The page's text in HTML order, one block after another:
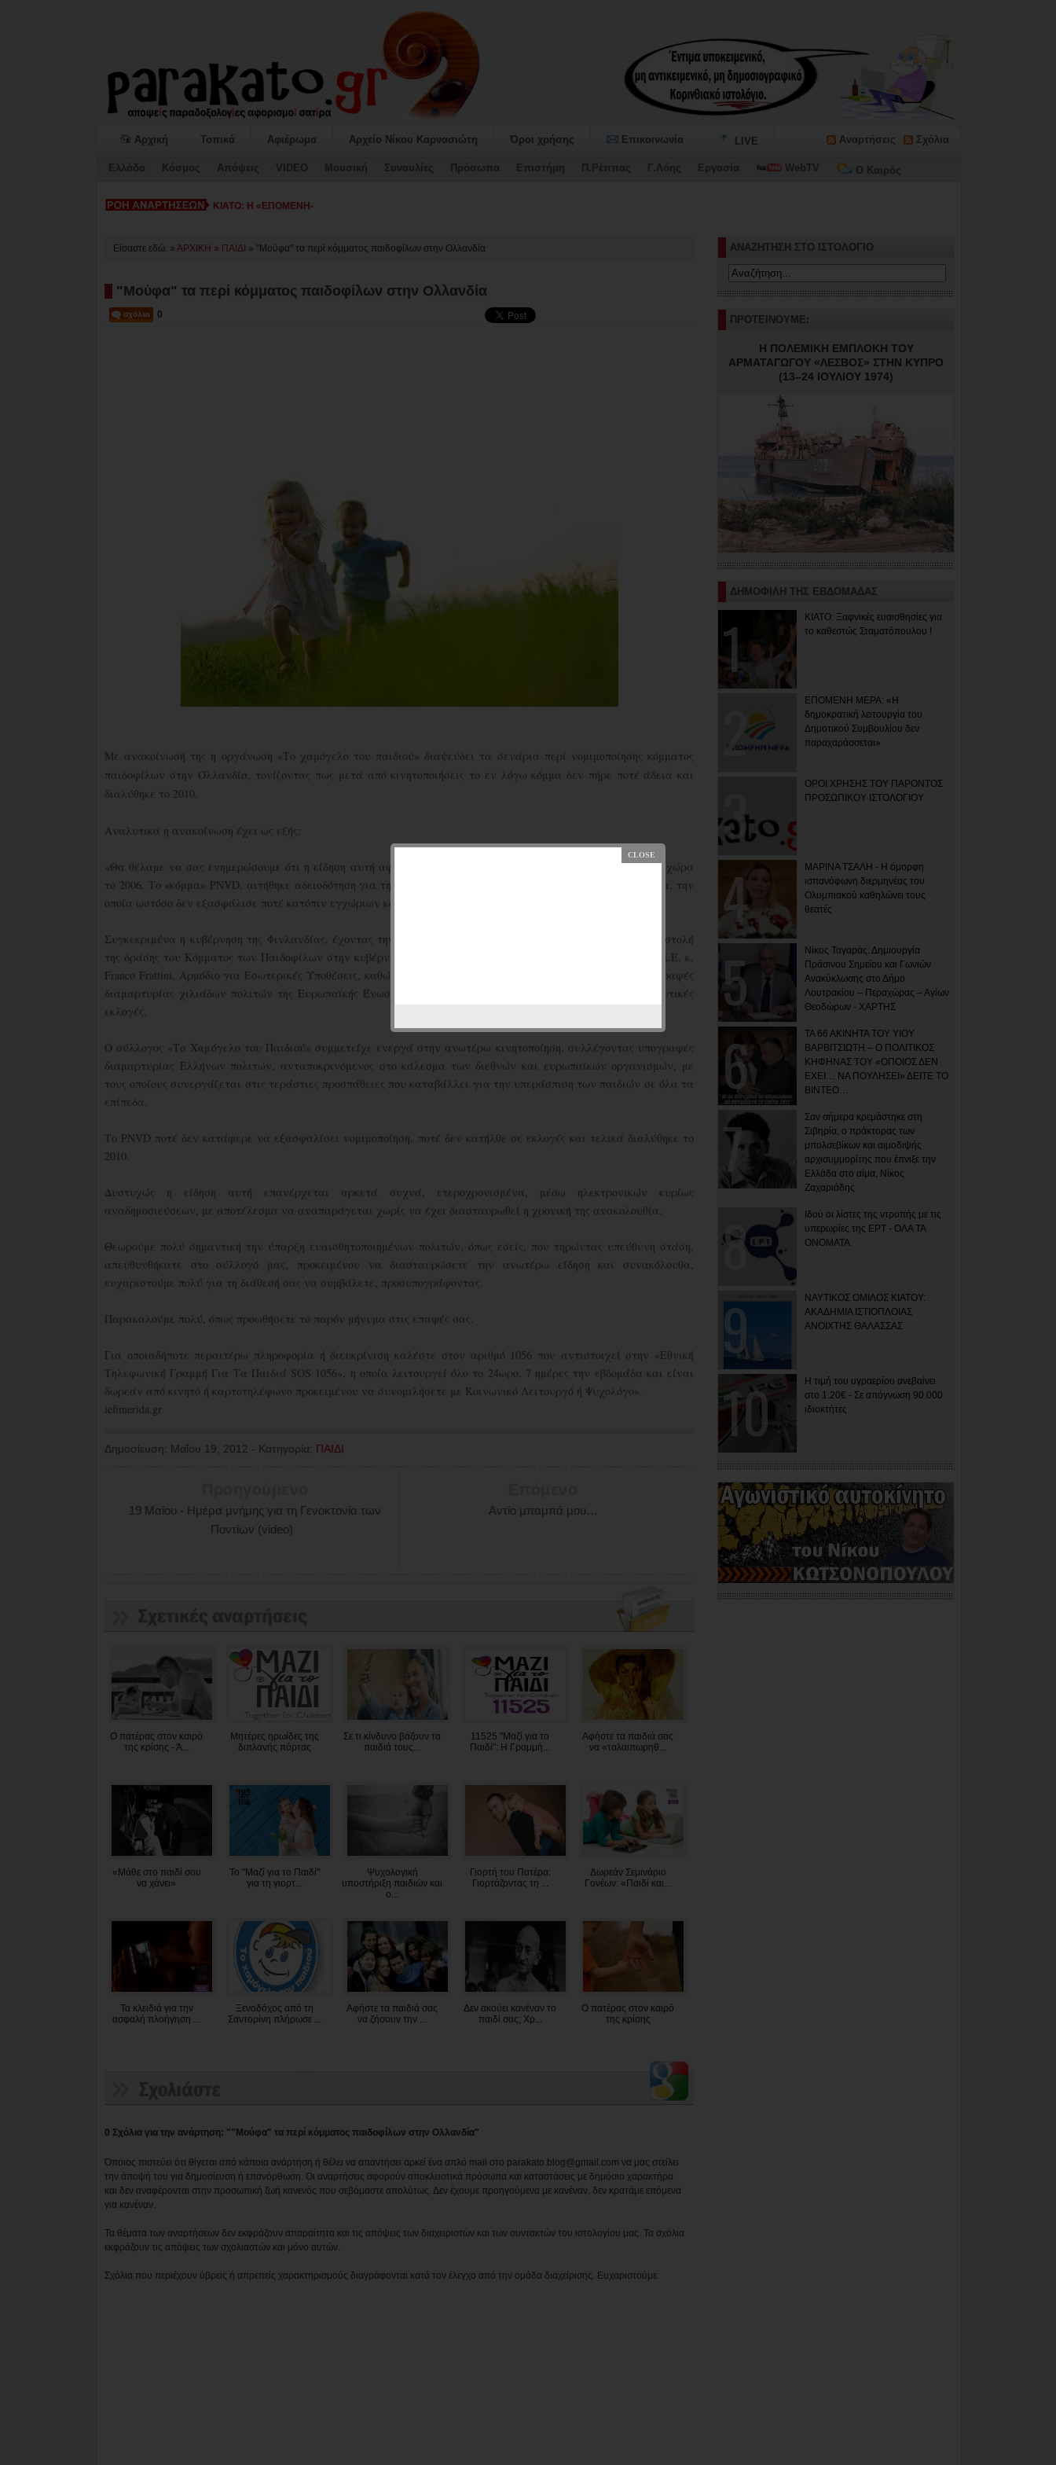
Αρχική Τοπικά Αφιέρωμα Αρχείο Νίκου Καρνασιώτη Όροι χρήσης Επικοινωνία LIVE Αναρτήσεις Σχόλια
Ελλάδα Κόσμος Απόψεις VIDEO Μουσική Συναυλίες Πρόσωπα Επιστήμη Π.Ρέππας Γ.Λόης Εργασία WebTV Ο Καιρός
ΚΙΑΤΟ: Η «ΕΠΟΜΕΝΗ ΜΕΡΑ» καταψήφισε τον Προϋπολογισμό και το-
Είσαστε εδώ: » ΑΡΧΙΚΗ » ΠΑΙΔΙ » "Μούφα" τα περί κόμματος παιδοφίλων στην Ολλανδία
"Μούφα" τα περί κόμματος παιδοφίλων στην Ολλανδία
0
Με ανακοίνωσή της η οργάνωση «Το χαμόγελο του παιδιού» διαψεύδει τα σενάρια περί νομιμοποίησης κόμματος
παιδοφίλων στην Ολλανδία, τονίζοντας πως μετά από κινητοποιήσεις το εν λόγω κόμμα δεν πήρε ποτέ άδεια και
διαλύθηκε το 2010.
Αναλυτικά η ανακοίνωση έχει ως εξής:
«Θα θέλαμε να σας ενημερώσουμε ότι η είδηση αυτή αφορά σε παλιότερη υπόθεση, που συγκεκριμένα έλαβε χώρα
το 2006. Το «κόμμα» PNVD, αιτήθηκε αδειοδότηση για την κάθοδο του στις βουλευτικές εκλογές στην Ολλανδία, την
οποία ωστόσο δεν εξασφάλισε ποτέ κατόπιν εγχώριων και διεθνών αντιδράσεων.
Συγκεκριμένα η κυβέρνηση της Φινλανδίας, έχοντας την Προεδρία της Ε.Ε. κατά το 2006, αιτήθηκε την καταστολή
της δράσης του Κόμματος των Παιδοφίλων στην κυβέρνηση της Ολλανδίας και παρέδωσε στον Επίτροπο της Ε.Ε. κ.
Franco Frattini, Αρμόδιο για Εσωτερικές Υποθέσεις, καθώς και στον Υπουργό Δικαιοσύνης της Ολλανδίας υπογραφές
διαμαρτυρίας χιλιάδων πολιτών της Ευρωπαϊκής Ένωσης για την ενδεχόμενη κάθοδό του PNVD στις βουλευτικές
εκλογές.
Ο σύλλογος «Το Χαμόγελο του Παιδιού» συμμετείχε ενεργά στην ανωτέρω κινητοποίηση, συλλέγοντας υπογραφές
διαμαρτυρίας Ελλήνων πολιτών, ανταποκρινόμενος στο κάλεσμα των διεθνών και ευρωπαϊκών οργανισμών, με
τους οποίους συνεργάζεται στις τεράστιες προσπάθειες που καταβάλλει για την υπεράσπιση των παιδιών σε όλα τα
επίπεδα.
Το PNVD ποτέ δεν κατάφερε να εξασφαλίσει νομιμοποίηση, ποτέ δεν κατήλθε σε εκλογές και τελικά διαλύθηκε το
2010.
Δυστυχώς η είδηση αυτή επανέρχεται αρκετά συχνά, ετεροχρονισμένα, μέσω ηλεκτρονικών κυρίως
αναδημοσιεύσεων, με αποτέλεσμα να αναπαράγεται χωρίς να έχει διασταυρωθεί η χρονική της ανακολουθία.
Θεωρούμε πολύ σημαντική την ύπαρξη ευαισθητοποιημένων πολιτών, όπως εσείς, που τηρώντας υπεύθυνη στάση,
απευθυνθήκατε στο σύλλογό μας, προκειμένου να διασταυρώσετε την ανωτέρω είδηση και συνακόλουθα,
ευχαριστούμε πολύ για τη διάθεσή σας να συμβάλετε, προσυπογράφοντας.
Παρακαλούμε πολύ, όπως προωθήσετε το παρόν μήνυμα στις επαφές σας.
Για οποιαδήποτε περαιτέρω πληροφορία ή διευκρίνιση καλέστε στον αριθμό 1056 που αντιστοιχεί στην «Εθνική
Τηλεφωνική Γραμμή Για Τα Παιδιά SOS 1056», η οποία λειτουργεί όλο το 24ωρο, 7 ημέρες την εβδομάδα και είναι
δωρεάν από κινητό ή καρτοτηλέφωνο προκειμένου να συνομιλήσετε με Κοινωνικό Λειτουργό ή Ψυχολόγο».
iefimerida.gr
Δημοσίευση: Μαΐου 19, 2012 - Κατηγορία: ΠΑΙΔΙ
Αντίο μπαμπά μου…
19 Μαίου - Ημέρα μνήμης για τη Γενοκτονία των
Ποντίων (video)
Ο πατέρας στον καιρό
της κρίσης - Ά...
Μητέρες ηρωίδες της
διπλανής πόρτας
Σε τι κίνδυνο βάζουν τα
παιδιά τους...
11525 "Μαζί για το
Παιδί": Η Γραμμή...
Αφήστε τα παιδιά σας
να «ταλαιπωρηθ...
«Μάθε στο παιδί σου
να χάνει»
Το "Μαζί για το Παιδί"
για τη γιορτ...
Ψυχολογική
υποστήριξη παιδιών και
ο...
Γιορτή του Πατέρα:
Γιορτάζοντας τη ...
Δωρεάν Σεμινάριο
Γονέων: «Παιδί και...
Τα κλειδιά για την
ασφαλή πλοήγηση ...
Ξενοδόχος από τη
Σαντορίνη πλήρωσε ...
Αφήστε τα παιδιά σας
να ζήσουν την ...
Δεν ακούει κανέναν το
παιδί σας; Χρ...
Ο πατέρας στον καιρό
της κρίσης
0 Σχόλια για την ανάρτηση: ""Μούφα" τα περί κόμματος παιδοφίλων στην Ολλανδία"
Όποιος πιστεύει ότι θίγεται από κάποια ανάρτηση ή θέλει να απαντήσει αρκεί ένα απλό mail στο parakato.blog@gmail.com να μας στείλει
την άποψή του για δημοσίευση ή επανόρθωση. Οι αναρτήσεις αφορούν αποκλειστικά πρόσωπα και καταστάσεις με δημόσιο χαρακτήρα
και δεν αναφέρονται στην προσωπική ζωή κανενός που σεβόμαστε απολύτως. Δεν έχουμε προηγούμενα με κανέναν, δεν κρατάμε επόμενα
για κανέναν.
Τα θέματα των αναρτήσεων δεν εκφράζουν απαραίτητα και τις απόψεις των διαχειριστών και των συντακτών του ιστολογίου μας. Τα σχόλια
εκφράζουν τις απόψεις των σχολιαστών και μόνο αυτών.
Σχόλια που περιέχουν ύβρεις ή απρεπείς χαρακτηρισμούς διαγράφονται κατά τον έλεγχο από την ομάδα διαχείρισης. Ευχαριστούμε.
ΑΝΑΖΗΤΗΣΗ ΣΤΟ ΙΣΤΟΛΟΓΙΟ
ΠΡΟΤΕΙΝΟΥΜΕ:
Η ΠΟΛΕΜΙΚΗ ΕΜΠΛΟΚΗ ΤΟΥ
ΑΡΜΑΤΑΓΩΓΟΥ «ΛΕΣΒΟΣ» ΣΤΗΝ ΚΥΠΡΟ
(13–24 ΙΟΥΛΙΟΥ 1974)
ΔΗΜΟΦΙΛΗ ΤΗΣ ΕΒΔΟΜΑΔΑΣ
ΚΙΑΤΟ: Ξαφνικές ευαισθησίες για
το καθεστώς Σταματόπουλου !
ΕΠΟΜΕΝΗ ΜΕΡΑ: «Η
δημοκρατική λειτουργία του
Δημοτικού Συμβουλίου δεν
παραχαράσσεται»
ΟΡΟΙ ΧΡΗΣΗΣ ΤΟΥ ΠΑΡΟΝΤΟΣ
ΠΡΟΣΩΠΙΚΟΥ ΙΣΤΟΛΟΓΙΟΥ
ΜΑΡΙΝΑ ΤΣΑΛΗ - Η όμορφη
ισπανόφωνη διερμηνέας του
Ολυμπιακού καθηλώνει τους
θεατές
Νίκος Ταγαράς: Δημιουργία
Πράσινου Σημείου και Γωνιών
Ανακύκλωσης στο Δήμο
Λουτρακίου – Περαχώρας – Αγίων
Θεοδώρων - ΧΑΡΤΗΣ
ΤΑ 66 ΑΚΙΝΗΤΑ ΤΟΥ ΥΙΟΥ
ΒΑΡΒΙΤΣΙΩΤΗ – Ο ΠΟΛΙΤΙΚΟΣ
ΚΗΦΗΝΑΣ ΤΟΥ «ΟΠΟΙΟΣ ΔΕΝ
ΕΧΕΙ… ΝΑ ΠΟΥΛΗΣΕΙ» ΔΕΙΤΕ ΤΟ
ΒΙΝΤΕΟ…
Σαν σήμερα κρεμάστηκε στη
Σιβηρία, ο πράκτορας των
μπολσεβίκων και αιμοδιψής
αρχισυμμορίτης που έπνιξε την
Ελλάδα στο αίμα, Νίκος
Ζαχαριάδης
Ιδού οι λίστες της ντροπής με τις
υπερωρίες της ΕΡΤ - ΟΛΑ ΤΑ
ΟΝΟΜΑΤΑ
ΝΑΥΤΙΚΟΣ ΟΜΙΛΟΣ ΚΙΑΤΟΥ:
ΑΚΑΔΗΜΙΑ ΙΣΤΙΟΠΛΟΙΑΣ
ΑΝΟΙΧΤΗΣ ΘΑΛΑΣΣΑΣ
Η τιμή του υγραερίου ανεβαίνει
στο 1.20€ - Σε απόγνωση 90.000
ιδιοκτήτες